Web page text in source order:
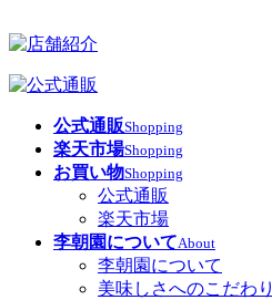
公式通販Shopping
楽天市場Shopping
お買い物Shopping
公式通販
楽天市場
李朝園についてAbout
李朝園について
美味しさへのこだわり